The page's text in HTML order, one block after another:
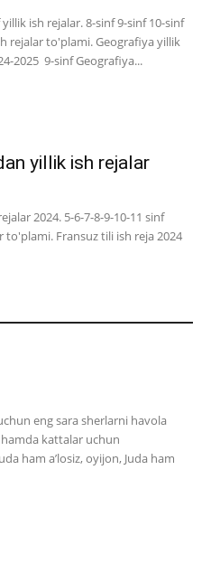
ish rejalar. 8-sinf 9-sinf 10-sinf
rejalar to'plami. Geografiya yillik
2025 9-sinf Geografiya...
yillik ish rejalar
2024. 5-6-7-8-9-10-11 sinf
Fransuz tili ish reja 2024
eng sara sherlarni havola
kattalar uchun
ham a’losiz, oyijon, Juda ham